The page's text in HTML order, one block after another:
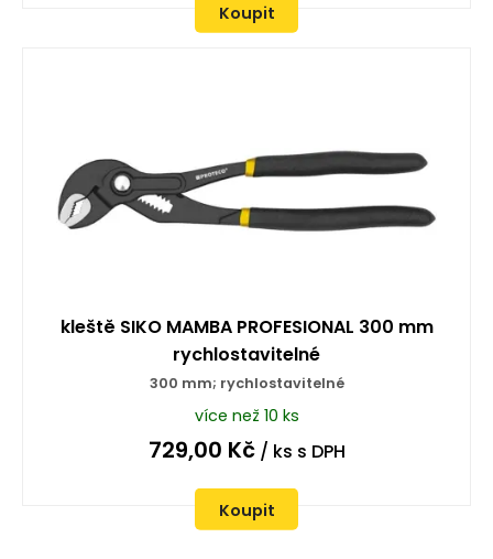
Koupit
kleště SIKO MAMBA PROFESIONAL 300 mm
rychlostavitelné
300 mm; rychlostavitelné
více než 10 ks
729,00 Kč/ ks s DPH
Koupit